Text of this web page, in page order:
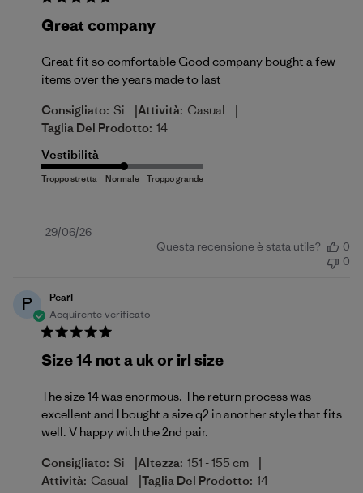
Great company
Great fit so comfortable Good company bought a few
items over the years made to last
Consigliato: Si |Attività: Casual |
Taglia Del Prodotto: 14
Vestibilità
Data
29/06/26
Questa recensione è stata utile?
0
0
P
Pearl
Acquirente verificato
Size 14 not a uk or irl size
The size 14 was enormous. The return process was
excellent and I bought a size q2 in another style that fits
well. V happy with the 2nd pair.
Consigliato: Si |Altezza: 151 - 155 cm |
Attività: Casual |Taglia Del Prodotto: 14